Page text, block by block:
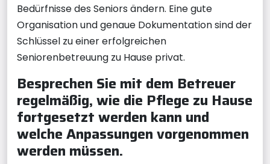
Bedürfnisse des Seniors ändern. Eine gute
Organisation und genaue Dokumentation sind der
Schlüssel zu einer erfolgreichen
Seniorenbetreuung zu Hause privat.
Besprechen Sie mit dem Betreuer
regelmäßig, wie die Pflege zu Hause
fortgesetzt werden kann und
welche Anpassungen vorgenommen
werden müssen.